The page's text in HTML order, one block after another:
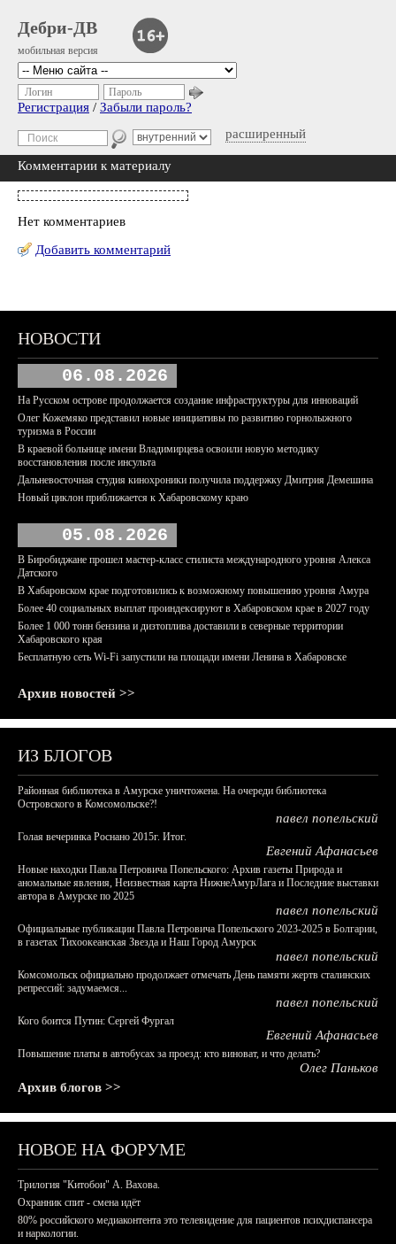
Дебри-ДВ
мобильная версия
расширенный
Логин Пароль
Регистрация / Забыли пароль?
Комментарии к материалу
Нет комментариев
Добавить комментарий
НОВОСТИ
06.08.2026
На Русском острове продолжается создание инфраструктуры для инноваций
Олег Кожемяко представил новые инициативы по развитию горнолыжного
туризма в России
В краевой больнице имени Владимирцева освоили новую методику
восстановления после инсульта
Дальневосточная студия кинохроники получила поддержку Дмитрия Демешина
Новый циклон приближается к Хабаровскому краю
05.08.2026
В Биробиджане прошел мастер-класс стилиста международного уровня Алекса
Датского
В Хабаровском крае подготовились к возможному повышению уровня Амура
Более 40 социальных выплат проиндексируют в Хабаровском крае в 2027 году
Более 1 000 тонн бензина и дизтоплива доставили в северные территории
Хабаровского края
Бесплатную сеть Wi-Fi запустили на площади имени Ленина в Хабаровске
Архив новостей >>
ИЗ БЛОГОВ
Районная библиотека в Амурске уничтожена. На очереди библиотека
Островского в Комсомольске?!
павел попельский
Голая вечеринка Роснано 2015г. Итог.
Евгений Афанасьев
Новые находки Павла Петровича Попельского: Архив газеты Природа и
аномальные явления, Неизвестная карта НижнеАмурЛага и Последние выставки
автора в Амурске по 2025
павел попельский
Официальные публикации Павла Петровича Попельского 2023-2025 в Болгарии,
в газетах Тихоокеанская Звезда и Наш Город Амурск
павел попельский
Комсомольск официально продолжает отмечать День памяти жертв сталинских
репрессий: задумаемся...
павел попельский
Кого боится Путин: Сергей Фургал
Евгений Афанасьев
Повышение платы в автобусах за проезд: кто виноват, и что делать?
Олег Паньков
Архив блогов >>
НОВОЕ НА ФОРУМЕ
Трилогия "Китобои" А. Вахова.
Охранник спит - смена идёт
80% российского медиаконтента это телевидение для пациентов психдиспансера
и наркологии.